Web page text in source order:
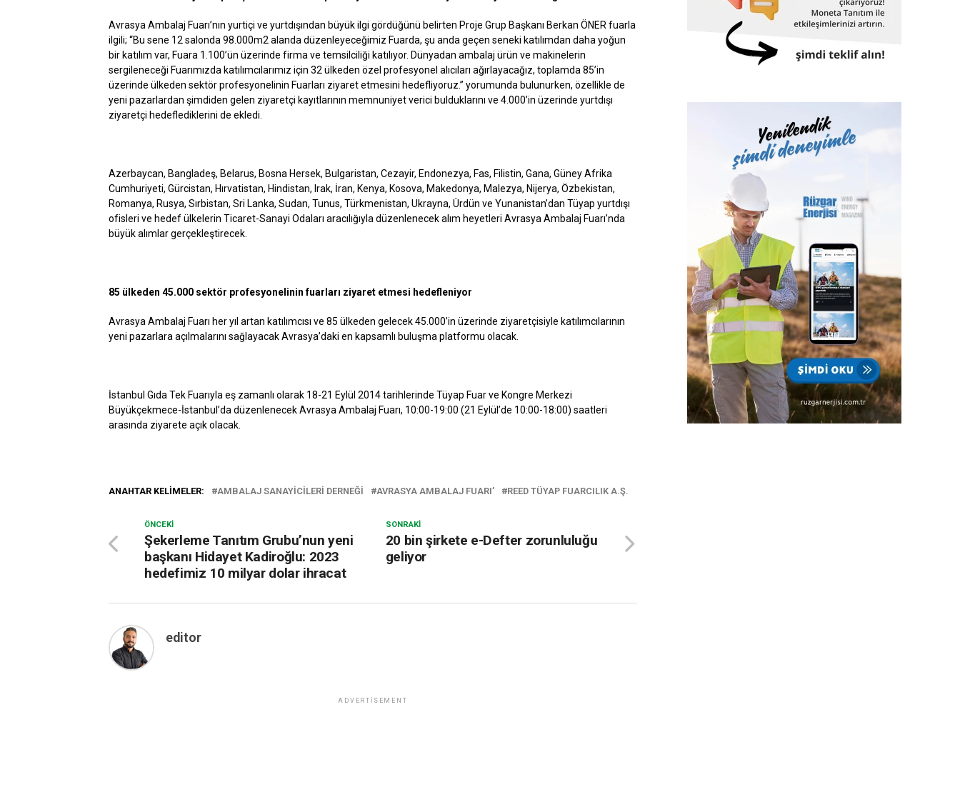
Avrasya Ambalaj Fuarı’nın yurtiçi ve yurtdışından büyük ilgi gördüğünü belirten Proje Grup Başkanı Berkan ÖNER fuarla
ilgili; “Bu sene 12 salonda 98.000m2 alanda düzenleyeceğimiz Fuarda, şu anda geçen seneki katılımdan daha yoğun
bir katılım var, Fuara 1.100’ün üzerinde firma ve temsilciliği katılıyor. Dünyadan ambalaj ürün ve makinelerin
sergileneceği Fuarımızda katılımcılarımız için 32 ülkeden özel profesyonel alıcıları ağırlayacağız, toplamda 85’in
üzerinde ülkeden sektör profesyonelinin Fuarları ziyaret etmesini hedefliyoruz.” yorumunda bulunurken, özellikle de
yeni pazarlardan şimdiden gelen ziyaretçi kayıtlarının memnuniyet verici bulduklarını ve 4.000’in üzerinde yurtdışı
ziyaretçi hedeflediklerini de ekledi.
Azerbaycan, Bangladeş, Belarus, Bosna Hersek, Bulgaristan, Cezayir, Endonezya, Fas, Filistin, Gana, Güney Afrika
Cumhuriyeti, Gürcistan, Hırvatistan, Hindistan, Irak, İran, Kenya, Kosova, Makedonya, Malezya, Nijerya, Özbekistan,
Romanya, Rusya, Sırbistan, Sri Lanka, Sudan, Tunus, Türkmenistan, Ukrayna, Ürdün ve Yunanistan’dan Tüyap yurtdışı
ofisleri ve hedef ülkelerin Ticaret-Sanayi Odaları aracılığıyla düzenlenecek alım heyetleri Avrasya Ambalaj Fuarı’nda
büyük alımlar gerçekleştirecek.
85 ülkeden 45.000 sektör profesyonelinin fuarları ziyaret etmesi hedefleniyor
Avrasya Ambalaj Fuarı her yıl artan katılımcısı ve 85 ülkeden gelecek 45.000’in üzerinde ziyaretçisiyle katılımcılarının
yeni pazarlara açılmalarını sağlayacak Avrasya’daki en kapsamlı buluşma platformu olacak.
İstanbul Gıda Tek Fuarıyla eş zamanlı olarak 18-21 Eylül 2014 tarihlerinde Tüyap Fuar ve Kongre Merkezi
Büyükçekmece-İstanbul’da düzenlenecek Avrasya Ambalaj Fuarı, 10:00-19:00 (21 Eylül’de 10:00-18:00) saatleri
arasında ziyarete açık olacak.
ANAHTAR KELIMELER: AMBALAJ SANAYICILERI DERNEĞI AVRASYA AMBALAJ FUARI’ REED TÜYAP FUARCILIK A.Ş.
SONRAKI
20 bin şirkete e-Defter zorunluluğu
geliyor
ÖNCEKI
Şekerleme Tanıtım Grubu’nun yeni
başkanı Hidayet Kadiroğlu: 2023
hedefimiz 10 milyar dolar ihracat
editor
ADVERTISEMENT